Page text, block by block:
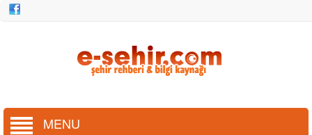
MENU